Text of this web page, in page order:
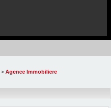
> Agence Immobiliere